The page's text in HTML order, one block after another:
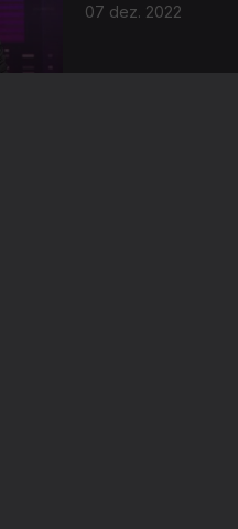
07 dez. 2022